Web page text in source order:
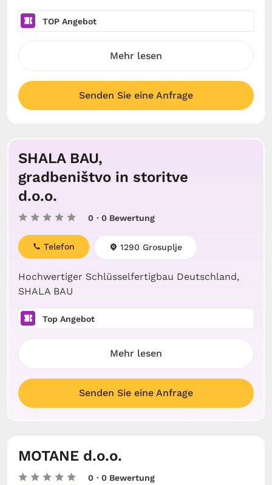
TOP Angebot
Mehr lesen
Senden Sie eine Anfrage
SHALA BAU,
gradbeništvo in storitve
d.o.o.
0 · 0 Bewertung
Hochwertiger Schlüsselfertigbau Deutschland,
SHALA BAU
Telefon 1290 Grosuplje
Top Angebot
Mehr lesen
Senden Sie eine Anfrage
MOTANE d.o.o.
0 · 0 Bewertung